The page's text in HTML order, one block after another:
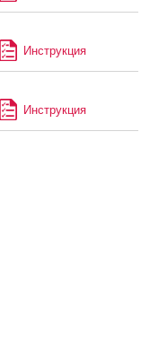
Инструкция
Инструкция